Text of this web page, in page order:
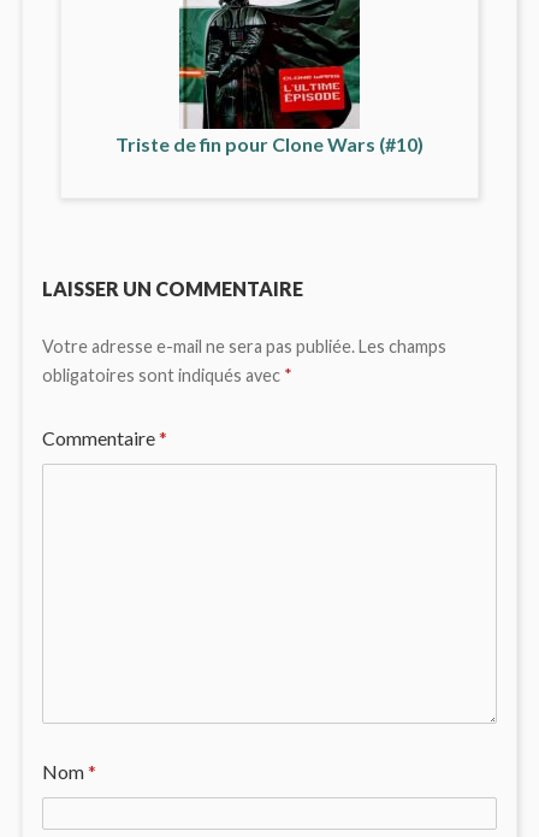
Triste de fin pour Clone Wars (#10)
LAISSER UN COMMENTAIRE
Votre adresse e-mail ne sera pas publiée.Les champs
obligatoires sont indiqués avec *
Commentaire*
Nom*